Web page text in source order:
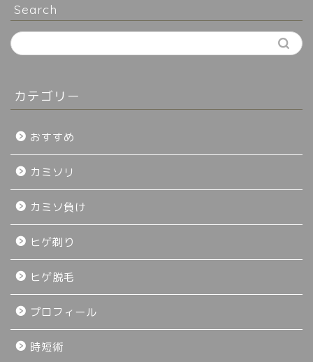
Search
カテゴリー
おすすめ
カミソリ
カミソ負け
ヒゲ剃り
ヒゲ脱毛
プロフィール
時短術